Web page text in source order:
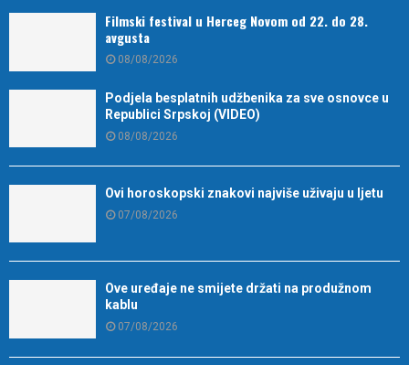
Filmski festival u Herceg Novom od 22. do 28.
avgusta
08/08/2026
Podjela besplatnih udžbenika za sve osnovce u
Republici Srpskoj (VIDEO)
08/08/2026
Ovi horoskopski znakovi najviše uživaju u ljetu
07/08/2026
Ove uređaje ne smijete držati na produžnom
kablu
07/08/2026